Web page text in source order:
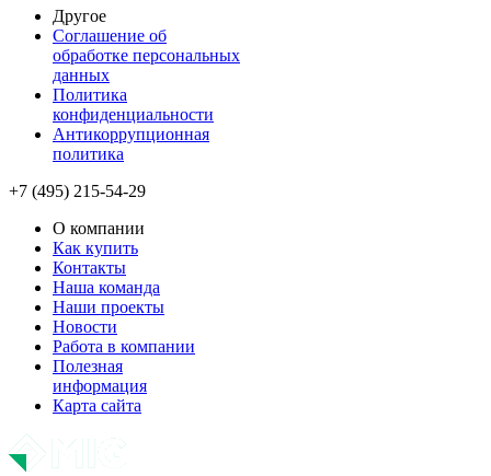
Другое
Соглашение об
обработке персональных
данных
Политика
конфиденциальности
Антикоррупционная
политика
+7 (495) 215-54-29
О компании
Как купить
Контакты
Наша команда
Наши проекты
Новости
Работа в компании
Полезная
информация
Карта сайта